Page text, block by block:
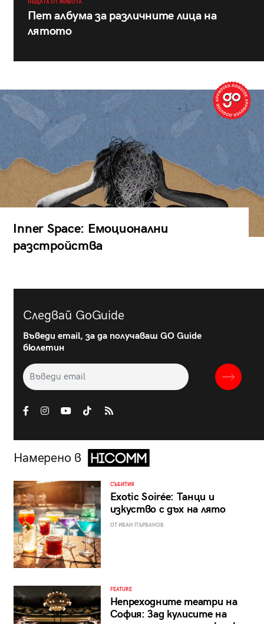
НЕЩАТА ОТ ЖИВОТА
Пет албума за различните лица на
лятото
Inner Space: Емоционални
разстройства
Следвай GoGuide
Въведи email, за да получаваш GO Guide
бюлетин
Намерено в
СЪБИТИЯ
Exotic Soirée: Танци и
изкуство с дъх на лято
ОТ ИВАН ПЪРВАНОВ
FEATURE
Непреходните театри на
София: Зад кулисите на